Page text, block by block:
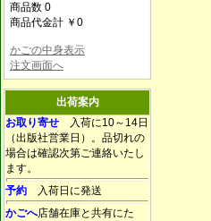
商品数 0
商品代金計 ￥0
かごの中身表示
注文画面へ
出荷案内
お取り寄せ 入荷に10～14日
（出版社営業日）。品切れの
場合は確認次第ご連絡いたし
ます。
予約 入荷日に発送
かごへ店舗在庫と共有にた